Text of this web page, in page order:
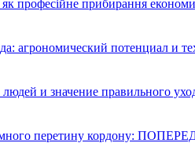
професійне прибирання
агрономический потенциал и
и значение правильного
перетину кордону: